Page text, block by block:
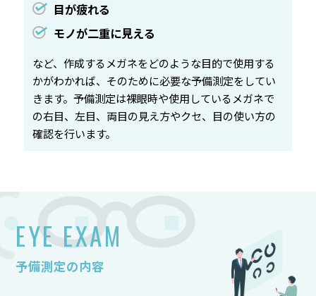
目が疲れる
モノが二重に見える
など、作成するメガネをどのような目的で使用する
かがわかれば、そのために必要な予備測定をしてい
きます。予備測定は裸眼時や使用しているメガネで
の右目、左目、両目の見え方やクセ、目の使い方の
確認を行います。
EYE EXAM
予備測定の内容